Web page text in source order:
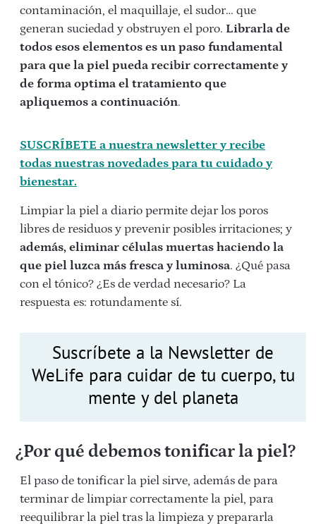
contaminación, el maquillaje, el sudor… que
generan suciedad y obstruyen el poro. Librarla de
todos esos elementos es un paso fundamental
para que la piel pueda recibir correctamente y
de forma optima el tratamiento que
apliquemos a continuación.
SUSCRÍBETE a nuestra newsletter y recibe
todas nuestras novedades para tu cuidado y
bienestar.
Limpiar la piel a diario permite dejar los poros
libres de residuos y prevenir posibles irritaciones; y
además, eliminar células muertas haciendo la
que piel luzca más fresca y luminosa. ¿Qué pasa
con el tónico? ¿Es de verdad necesario? La
respuesta es: rotundamente sí.
Suscríbete a la Newsletter de
WeLife para cuidar de tu cuerpo, tu
mente y del planeta
¿Por qué debemos tonificar la piel?
El paso de tonificar la piel sirve, además de para
terminar de limpiar correctamente la piel, para
reequilibrar la piel tras la limpieza y prepararla